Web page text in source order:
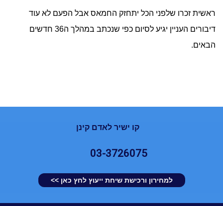
ראשית זכרו שלפני הכל יתחזק החמאס אבל הפעם לא עוד
דיבורים העניין יגיע לסיום כפי שנכתב במהלך ה36 חדשים
הבאים.
קו ישיר לאדם קינן
03-3726075
למחירון ורכישת שיחת ייעוץ לחץ כאן >>